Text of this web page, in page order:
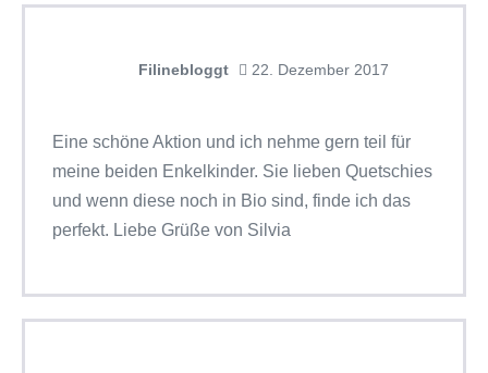
Filinebloggt 22. Dezember 2017
Eine schöne Aktion und ich nehme gern teil für
meine beiden Enkelkinder. Sie lieben Quetschies
und wenn diese noch in Bio sind, finde ich das
perfekt. Liebe Grüße von Silvia